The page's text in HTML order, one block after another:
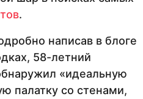
.
написав в блоге
58-летний
«идеальную
палатку со стенами,